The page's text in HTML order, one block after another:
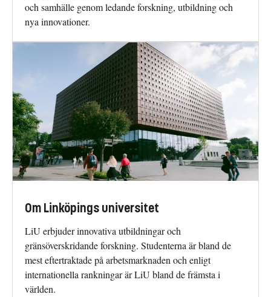
och samhälle genom ledande forskning, utbildning och
nya innovationer.
Om Linköpings universitet
LiU erbjuder innovativa utbildningar och
gränsöverskridande forskning. Studenterna är bland de
mest eftertraktade på arbetsmarknaden och enligt
internationella rankningar är LiU bland de främsta i
världen.